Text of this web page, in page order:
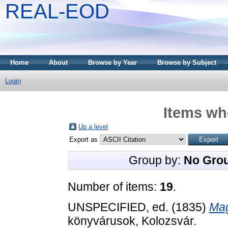
REAL-EOD
Home About Browse by Year Browse by Subject
Login
Items
Up a level
Export as
Group by: No
Number of items: 19.
UNSPECIFIED, ed. (1835)
könyvárusok, Kolozsvár.